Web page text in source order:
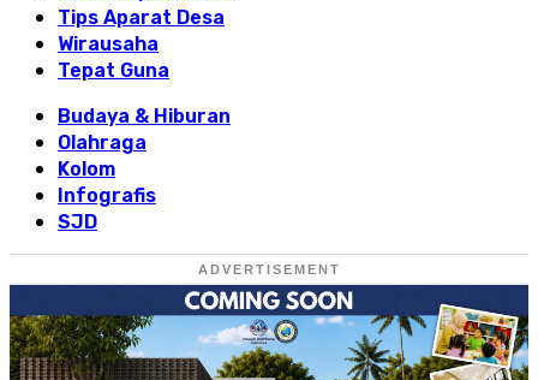
Tips Aparat Desa
Wirausaha
Tepat Guna
Budaya & Hiburan
Olahraga
Kolom
Infografis
SJD
ADVERTISEMENT